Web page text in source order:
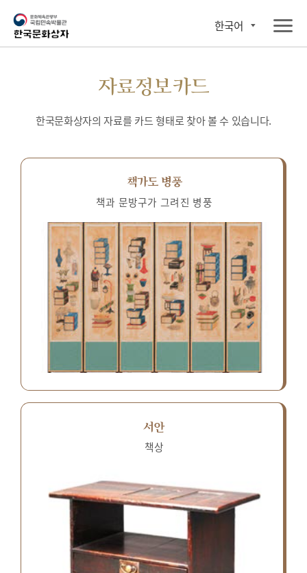
한국어
자료정보카드
한국문화상자의 자료를 카드 형태로 찾아 볼 수 있습니다.
책가도 병풍
책과 문방구가 그려진 병풍
서안
책상